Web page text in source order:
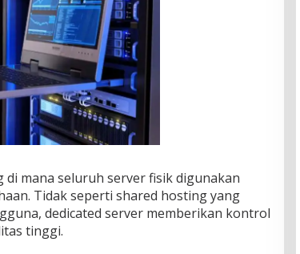
di mana seluruh server fisik digunakan
Tidak seperti shared hosting yang
dedicated server memberikan kontrol
tinggi.